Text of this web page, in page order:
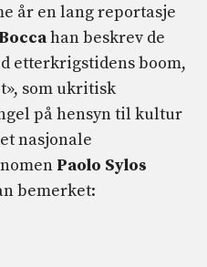
år en lang reportasje
han beskrev de
etterkrigstidens boom,
som ukritisk
på hensyn til kultur
nasjonale
Paolo Sylos
bemerket: